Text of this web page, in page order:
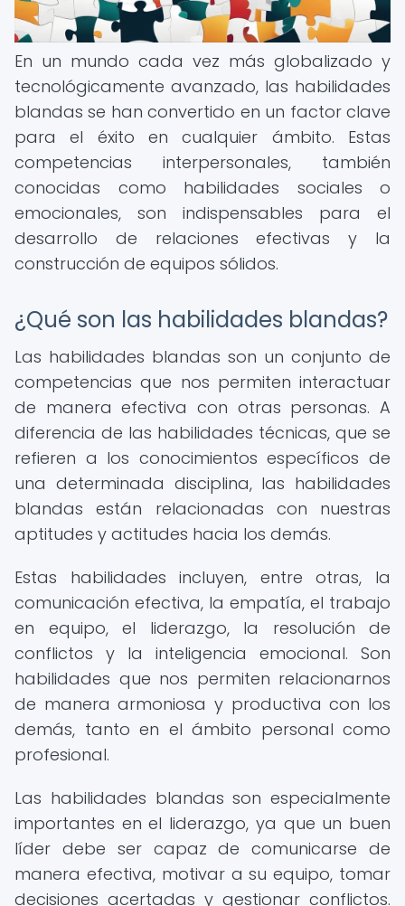
En un mundo cada vez más globalizado y
tecnológicamente avanzado, las habilidades
blandas se han convertido en un factor clave
para el éxito en cualquier ámbito. Estas
competencias interpersonales, también
conocidas como habilidades sociales o
emocionales, son indispensables para el
desarrollo de relaciones efectivas y la
construcción de equipos sólidos.
¿Qué son las habilidades blandas?
Las habilidades blandas son un conjunto de
competencias que nos permiten interactuar
de manera efectiva con otras personas. A
diferencia de las habilidades técnicas, que se
refieren a los conocimientos específicos de
una determinada disciplina, las habilidades
blandas están relacionadas con nuestras
aptitudes y actitudes hacia los demás.
Estas habilidades incluyen, entre otras, la
comunicación efectiva, la empatía, el trabajo
en equipo, el liderazgo, la resolución de
conflictos y la inteligencia emocional. Son
habilidades que nos permiten relacionarnos
de manera armoniosa y productiva con los
demás, tanto en el ámbito personal como
profesional.
Las habilidades blandas son especialmente
importantes en el liderazgo, ya que un buen
líder debe ser capaz de comunicarse de
manera efectiva, motivar a su equipo, tomar
decisiones acertadas y gestionar conflictos.